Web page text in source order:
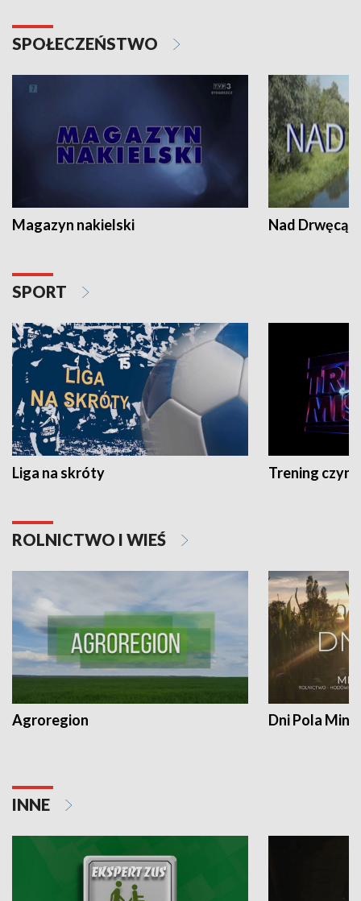
SPOŁECZEŃSTWO
Magazyn nakielski Nad Drwęcą
SPORT
Liga na skróty Trening czyni
ROLNICTWO I WIEŚ
Agroregion Dni Pola
INNE